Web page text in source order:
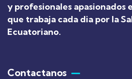
y profesionales apasionados
que trabaja cada dia por la
Ecuatoriano.
Contactanos